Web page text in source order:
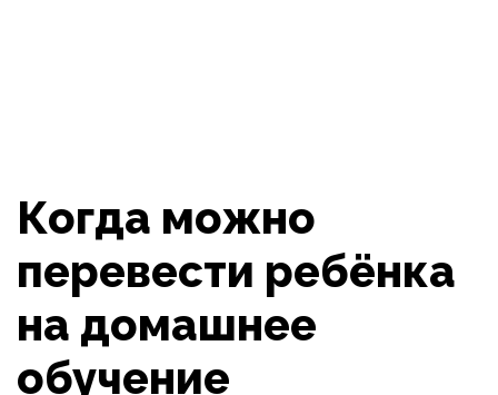
Когда можно
перевести ребёнка
на домашнее
обучение